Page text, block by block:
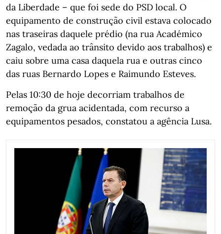
da Liberdade – que foi sede do PSD local. O
equipamento de construção civil estava colocado
nas traseiras daquele prédio (na rua Académico
Zagalo, vedada ao trânsito devido aos trabalhos) e
caiu sobre uma casa daquela rua e outras cinco
das ruas Bernardo Lopes e Raimundo Esteves.
Pelas 10:30 de hoje decorriam trabalhos de
remoção da grua acidentada, com recurso a
equipamentos pesados, constatou a agência Lusa.